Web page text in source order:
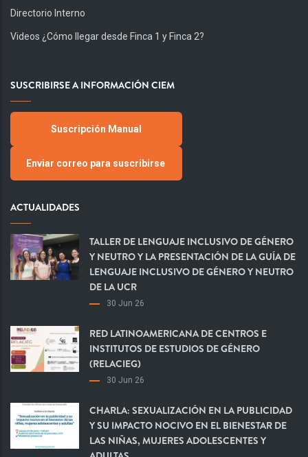
Directorio Interno
Videos ¿Cómo llegar desde Finca 1 y Finca 2?
SUSCRIBIRSE A INFORMACIÓN CIEM
Suscripción Manual
Enviar correo para suscribirse
ACTUALIDADES
TALLER DE LENGUAJE INCLUSIVO DE GÉNERO
Y NEUTRO Y LA PRESENTACIÓN DE LA GUÍA DE
LENGUAJE INCLUSIVO DE GÉNERO Y NEUTRO
DE LA UCR
30 Jun 26
RED LATINOAMERICANA DE CENTROS E
INSTITUTOS DE ESTUDIOS DE GÉNERO
(RELACIEG)
30 Jun 26
CHARLA: SEXUALIZACIÓN EN LA PUBLICIDAD
Y SU IMPACTO NOCIVO EN EL BIENESTAR DE
LAS NIÑAS, MUJERES ADOLESCENTES Y